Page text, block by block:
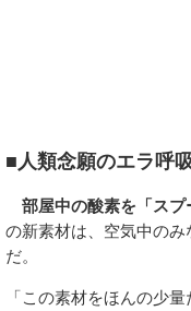
■人類念願のエラ呼
部屋中の酸素を「ス
の新素材は、空気中の
だ。
「この素材をほんの少